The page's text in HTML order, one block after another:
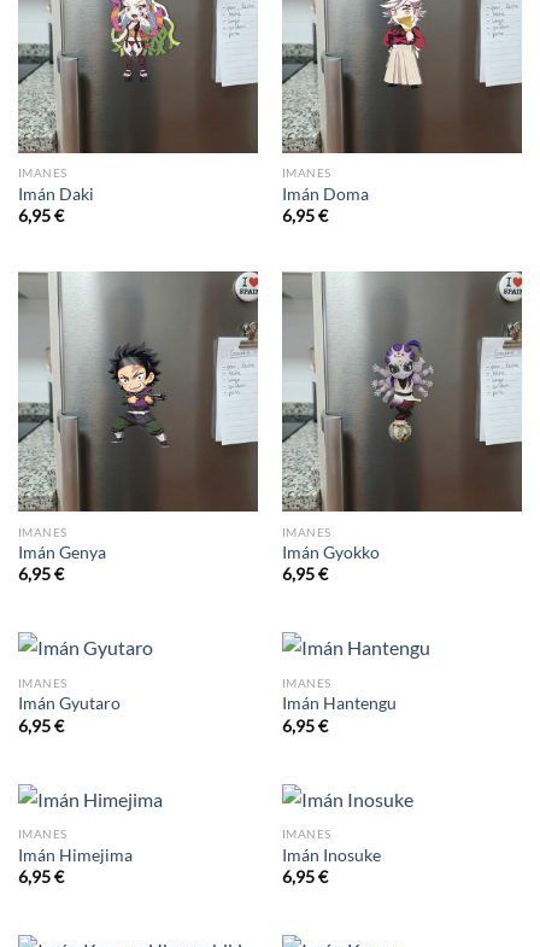
IMANES
Imán Daki
6,95€
IMANES
Imán Doma
6,95€
IMANES
Imán Genya
6,95€
IMANES
Imán Gyokko
6,95€
IMANES
Imán Gyutaro
6,95€
IMANES
Imán Hantengu
6,95€
IMANES
Imán Himejima
6,95€
IMANES
Imán Inosuke
6,95€